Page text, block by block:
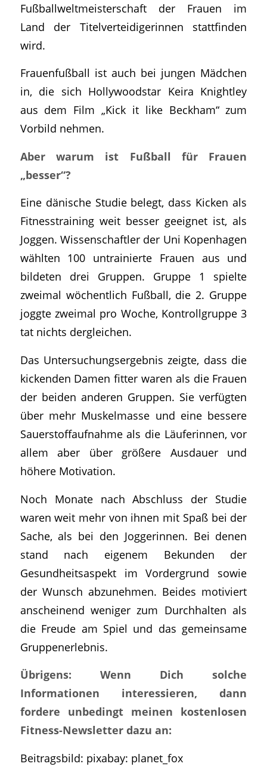
Fußballweltmeisterschaft der Frauen im
Land der Titelverteidigerinnen stattfinden
wird.
Frauenfußball ist auch bei jungen Mädchen
in, die sich Hollywoodstar Keira Knightley
aus dem Film „Kick it like Beckham“ zum
Vorbild nehmen.
Aber warum ist Fußball für Frauen
„besser“?
Eine dänische Studie belegt, dass Kicken als
Fitnesstraining weit besser geeignet ist, als
Joggen. Wissenschaftler der Uni Kopenhagen
wählten 100 untrainierte Frauen aus und
bildeten drei Gruppen. Gruppe 1 spielte
zweimal wöchentlich Fußball, die 2. Gruppe
joggte zweimal pro Woche, Kontrollgruppe 3
tat nichts dergleichen.
Das Untersuchungsergebnis zeigte, dass die
kickenden Damen fitter waren als die Frauen
der beiden anderen Gruppen. Sie verfügten
über mehr Muskelmasse und eine bessere
Sauerstoffaufnahme als die Läuferinnen, vor
allem aber über größere Ausdauer und
höhere Motivation.
Noch Monate nach Abschluss der Studie
waren weit mehr von ihnen mit Spaß bei der
Sache, als bei den Joggerinnen. Bei denen
stand nach eigenem Bekunden der
Gesundheitsaspekt im Vordergrund sowie
der Wunsch abzunehmen. Beides motiviert
anscheinend weniger zum Durchhalten als
die Freude am Spiel und das gemeinsame
Gruppenerlebnis.
Übrigens: Wenn Dich solche
Informationen interessieren, dann
fordere unbedingt meinen kostenlosen
Fitness-Newsletter dazu an:
Beitragsbild: pixabay: planet_fox